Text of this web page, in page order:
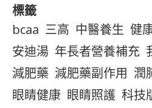
標籤
bcaa 三高 中醫養生 健
安迪湯 年長者營養補充
減肥藥 減肥藥副作用 潤
眼睛健康 眼睛照護 科技